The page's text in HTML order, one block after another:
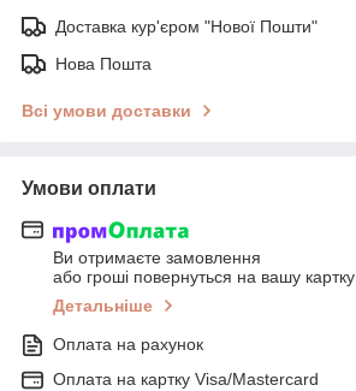
Доставка кур'єром "Нової Пошти"
Нова Пошта
Всі умови доставки
Умови оплати
Ви отримаєте замовлення
або гроші повернуться на вашу картку
Детальніше
Оплата на рахунок
Оплата на картку Visa/Mastercard